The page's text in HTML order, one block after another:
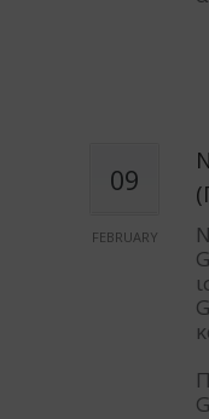
09
FEBRUARY